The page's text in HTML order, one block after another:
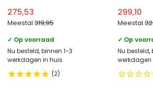
275,53
Meestal 319,95
✓ Op voorraad
Nu besteld, binnen 1-3
werkdagen in huis
2
299,10
Meestal
✓ Op
Nu besteld,
werkdagen